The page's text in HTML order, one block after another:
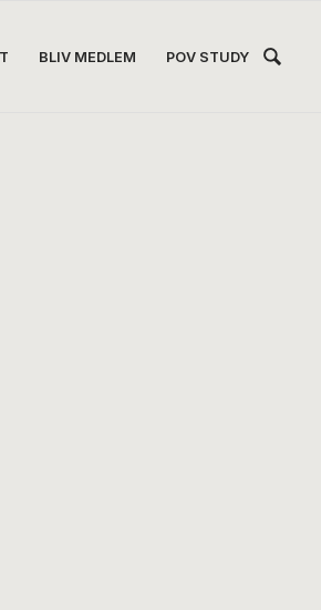
BLIV MEDLEM POV STUDY